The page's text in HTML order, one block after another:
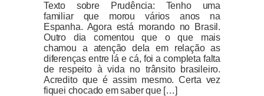
Texto sobre Prudência: Tenho uma
familiar que morou vários anos na
Espanha. Agora está morando no Brasil.
Outro dia comentou que o que mais
chamou a atenção dela em relação as
diferenças entre lá e cá, foi a completa falta
de respeito à vida no trânsito brasileiro.
Acredito que é assim mesmo. Certa vez
fiquei chocado em saber que […]